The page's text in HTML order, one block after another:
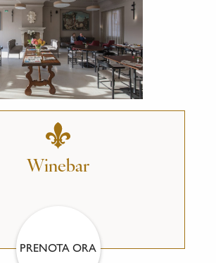
Winebar
PRENOTA ORA